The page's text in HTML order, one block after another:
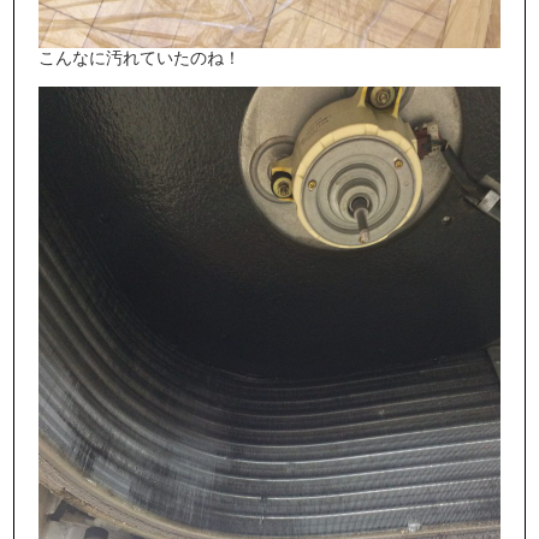
こんなに汚れていたのね！